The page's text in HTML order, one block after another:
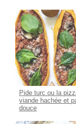
Pide turc ou la
viande hachée et
douce